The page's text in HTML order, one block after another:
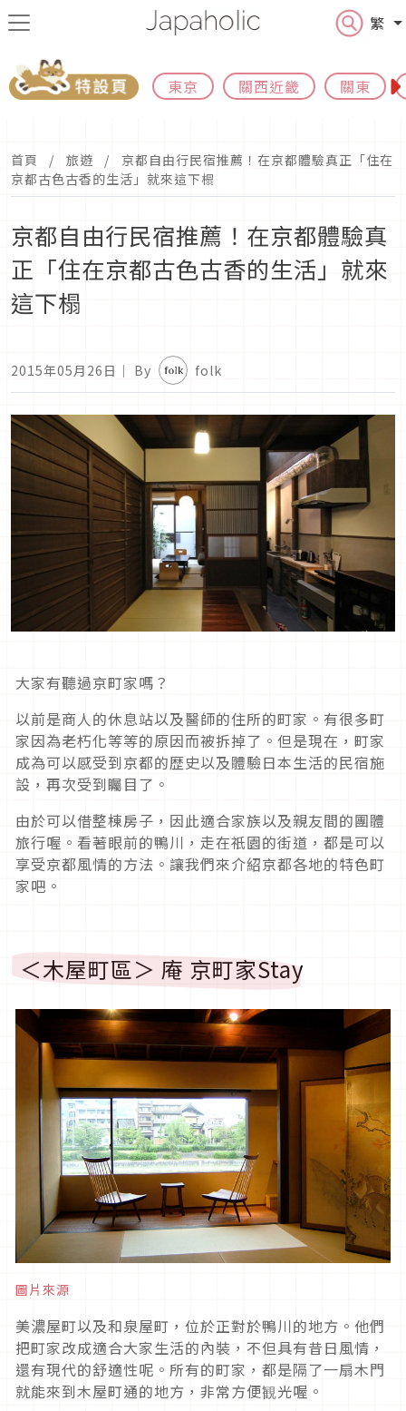
繁
東京 關西近畿 關東
首頁 旅遊
京都自由行民宿推薦！在京都體驗真正「住在
京都古色古香的生活」就來這下榻
京都自由行民宿推薦！在京都體驗真
正「住在京都古色古香的生活」就來
這下榻
2015年05月26日 ｜ By folk
大家有聽過京町家嗎？
以前是商人的休息站以及醫師的住所的町家。有很多町
家因為老朽化等等的原因而被拆掉了。但是現在，町家
成為可以感受到京都的歴史以及體驗日本生活的民宿施
設，再次受到矚目了。
由於可以借整棟房子，因此適合家族以及親友間的團體
旅行喔。看著眼前的鴨川，走在祇園的街道，都是可以
享受京都風情的方法。讓我們來介紹京都各地的特色町
家吧。
＜木屋町區＞ 庵 京町家Stay
圖片來源
美濃屋町以及和泉屋町，位於正對於鴨川的地方。他們
把町家改成適合大家生活的內裝，不但具有昔日風情，
還有現代的舒適性呢。所有的町家，都是隔了一扇木門
就能來到木屋町通的地方，非常方便観光喔。